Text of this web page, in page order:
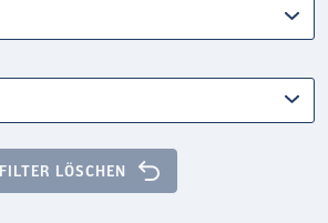
FILTER LÖSCHEN